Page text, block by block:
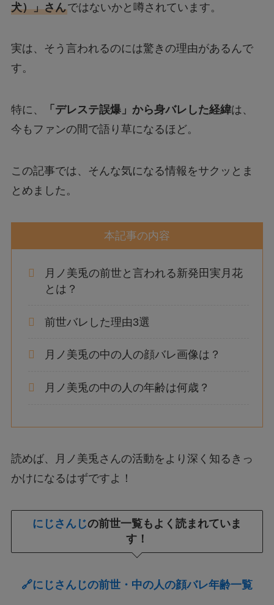
犬）」さんではないかと噂されています。
実は、そう言われるのには驚きの理由があるんで
す。
特に、 「デレステ誤爆」から身バレした経緯は、
今もファンの間で語り草になるほど。
この記事では、そんな気になる情報をサクッとま
とめました。
本記事の内容
月ノ美兎の前世と言われる新発田実月花
とは？
前世バレした理由3選
月ノ美兎の中の人の顔バレ画像は？
月ノ美兎の中の人の年齢は何歳？
読めば、月ノ美兎さんの活動をより深く知るきっ
かけになるはずですよ！
にじさんじの前世一覧もよく読まれていま
す！
🔗にじさんじの前世・中の人の顔バレ年齢一覧